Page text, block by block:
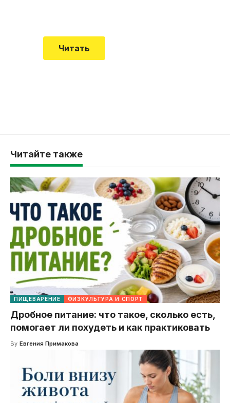
Читать
Читайте также
ПИЩЕВАРЕНИЕ ФИЗКУЛЬТУРА И СПОРТ
Дробное питание: что такое, сколько есть,
помогает ли похудеть и как практиковать
By Евгения Примакова